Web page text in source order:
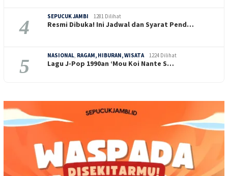
4 SEPUCUK JAMBI 1281 Dilihat
Resmi Dibuka! Ini Jadwal dan Syarat Pend…
5 NASIONAL RAGAM, HIBURAN, WISATA 1224 Dilihat
Lagu J-Pop 1990an ‘Mou Koi Nante S…